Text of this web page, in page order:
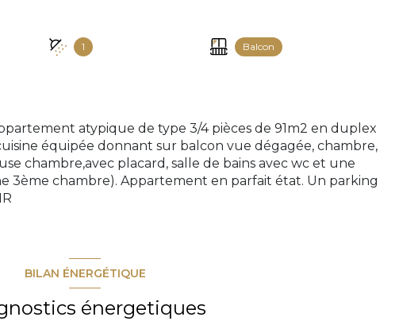
1 Balcon
atypique de type 3/4 pièces de 91m2 en duplex
équipée donnant sur balcon vue dégagée, chambre,
chambre,avec placard, salle de bains avec wc et une
3ème chambre). Appartement en parfait état. Un parking
BILAN ÉNERGÉTIQUE
énergetiques